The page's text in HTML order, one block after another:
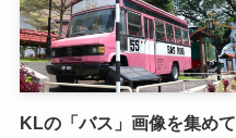
KLの「バス」画像を集めて